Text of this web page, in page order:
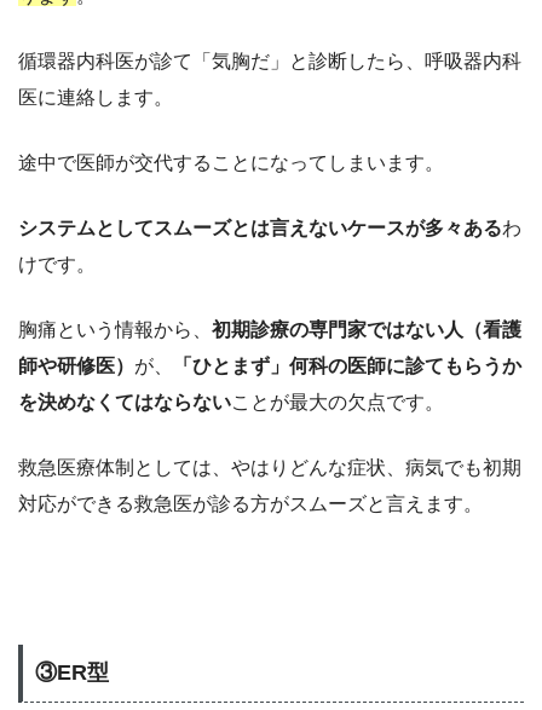
循環器内科医が診て「気胸だ」と診断したら、呼吸器内科
医に連絡します。
途中で医師が交代することになってしまいます。
システムとしてスムーズとは言えないケースが多々あるわ
けです。
胸痛という情報から、 初期診療の専門家ではない人（看護
師や研修医） が、
「ひとまず」何科の医師に診てもらうか
を決めなくてはならないことが最大の欠点です。
救急医療体制としては、やはりどんな症状、病気でも初期
対応ができる救急医が診る方がスムーズと言えます。
③ER型